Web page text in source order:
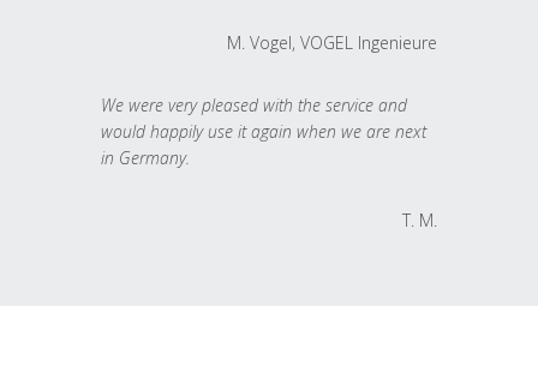
M. Vogel, VOGEL Ingenieure
We were very pleased with the service and
would happily use it again when we are next
in Germany.
T. M.